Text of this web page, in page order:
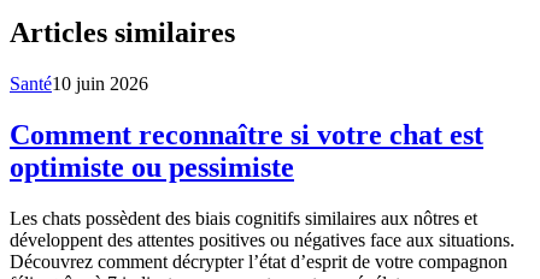
Articles similaires
Santé10 juin 2026
Comment reconnaître si votre chat est
optimiste ou pessimiste
Les chats possèdent des biais cognitifs similaires aux nôtres et
développent des attentes positives ou négatives face aux situations.
Découvrez comment décrypter l’état d’esprit de votre compagnon